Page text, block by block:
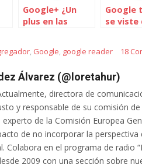
Google+ ¿Un
plus en las
Google
se viste
, Google, google reader 18
Álvarez (@loretahur)
directora de
y responsable de su comisión
de la Comisión Europea
de no incorporar la perspectiva
Colabora en el programa de radio
2009 con una sección sobre